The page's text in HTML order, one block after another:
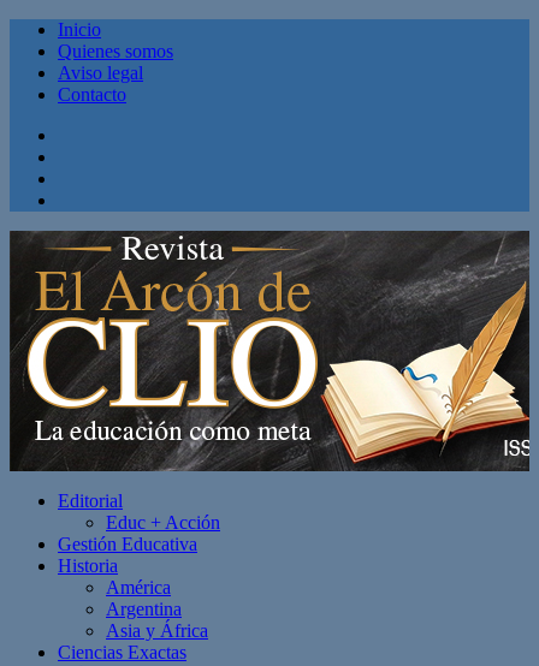
Inicio
Quienes somos
Aviso legal
Contacto
Editorial
Educ + Acción
Gestión Educativa
Historia
América
Argentina
Asia y África
Ciencias Exactas